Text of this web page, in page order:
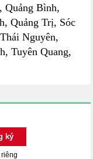
Quảng Bình,
Quảng Trị, Sóc
Nguyên,
Tuyên Quang,
ký